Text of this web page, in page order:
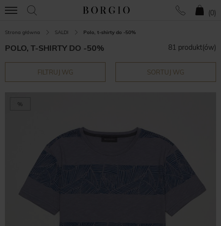
(0)
Strona główna SALDI Polo, t-shirty do -50%
POLO, T-SHIRTY DO -50%
FILTRUJ WG SORTUJ WG
81 produkt(ów)
%